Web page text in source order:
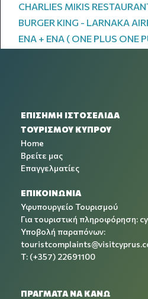
CHARLIES MIKIS
BURGER KING - LARNAKA
ENA + ENA ( ONE PLUS ONE
ΕΠΙΣΗΜΗ ΙΣΤΟΣΕΛΙΔΑ
ΤΟΥΡΙΣΜΟΥ ΚΥΠΡΟΥ
Home
Βρείτε μας
Επαγγελματίες
ΕΠΙΚΟΙΝΩΝΙΑ
Υφυπουργείο Τουρισμού
Για τουριστική πληροφόρηση:
Υποβολή παραπόνων:
T: (+357) 22691100
ΠΡΑΓΜΑΤΑ ΝΑ ΚΑΝΩ